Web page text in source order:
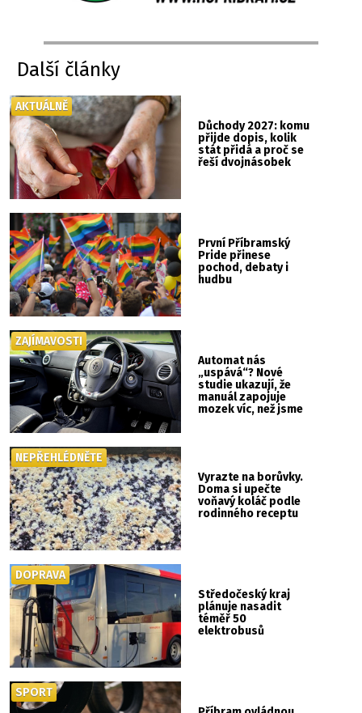
Další články
Důchody 2027: komu
přijde dopis, kolik
stát přidá a proč se
řeší dvojnásobek
AKTUÁLNĚ
První Příbramský
Pride přinese
pochod, debaty i
hudbu
Automat nás
„uspává“? Nové
studie ukazují, že
manuál zapojuje
mozek víc, než jsme
ZAJÍMAVOSTI
Vyrazte na borůvky.
Doma si upečte
voňavý koláč podle
rodinného receptu
NEPŘEHLÉDNĚTE
Středočeský kraj
plánuje nasadit
téměř 50
elektrobusů
DOPRAVA
SPORT